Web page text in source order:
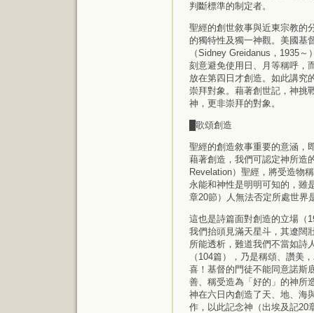
判斷標準的制定者。
聖經的創世敘事與近東宗教的
的獨特性及獨一神觀。美國基
（Sidney Greidanus，1935～
刻意避免使用日、月等稱呼，
放在第四日才創造。如此講究
崇拜對象。藉著創世記，神挑
神，更非崇拜的對象。
█歌頌創造
聖經的創造敘事重要的意涵，
藉著創造，我們可認定神所造
Revelation）聖經，將受造物
永能和神性是明明可知的，雖
章20節）人無法否定所處世界
這也是詩篇面對創造的立場（
我們抬頭見滿天星斗，其遼闊
所能透析，難道我們不當如詩
（104篇），乃是稱頌、讚美
喜！基督的門徒不能同意諾斯
善、稱受造為「好的」的神所
神在六日內創造了天、地、海
作，以此記念神（出埃及記20